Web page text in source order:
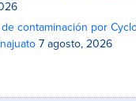
contaminación por
7 agosto, 2026